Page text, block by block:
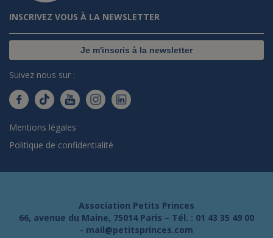
INSCRIVEZ VOUS À LA NEWSLETTER
Je m'inscris à la newsletter
Suivez nous sur :
Mentions légales
Politique de confidentialité
Association Petits Princes
66, avenue du Maine, 75014 Paris – Tél. : 01 43 35 49 00
- mail@petitsprinces.com